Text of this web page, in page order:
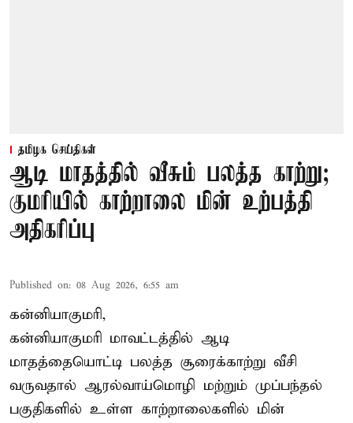
தமிழக செய்திகள்
ஆடி மாதத்தில் வீசும் பலத்த காற்று;
குமரியில் காற்றாலை மின் உற்பத்தி
அதிகரிப்பு
Published on: 08 Aug 2026, 6:55 am
கன்னியாகுமரி,
கன்னியாகுமரி மாவட்டத்தில் ஆடி
மாதத்தையொட்டி பலத்த சூரைக்காற்று வீசி
வருவதால் ஆரல்வாய்மொழி மற்றும் முப்பந்தல்
பகுதிகளில் உள்ள காற்றாலைகளில் மின்